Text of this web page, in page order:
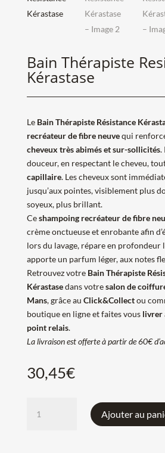
Bain Thérapiste
Kérastase
Le Bain Thérapiste Résistance
recréateur de fibre neuvequi
cheveux très abimés et sur-sollicités.
douceur, en respectant le cheveu,
capillaire. Les cheveux sont
jusqu’aux pointes, visiblement plus
soyeux, plus brillant.
Ceshampoing recréateur de fibre
crème onctueuse et enrobante afin
lors du lavage, répare en profondeur
apporte un parfum léger, aux notes
Retrouvez votre Bain Thérapiste
Kérastasedans votresalon de
Mans, grâce au Click&Collectou
boutique en ligne et faites vous livrer
point relais.
La livraison est offerte à partir de 60€
30,45€
Ajouter au